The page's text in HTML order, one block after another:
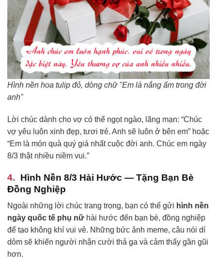
Hình nền hoa tulip đỏ, dòng chữ "Em là nắng ấm trong đời
anh"
Lời chúc dành cho vợ có thể ngọt ngào, lãng mạn: “Chúc
vợ yêu luôn xinh đẹp, tươi trẻ. Anh sẽ luôn ở bên em” hoặc
“Em là món quà quý giá nhất cuộc đời anh. Chúc em ngày
8/3 thật nhiều niềm vui.”
Hình Nền 8/3 Hài Hước — Tặng Bạn Bè
Đồng Nghiệp
Ngoài những lời chúc trang trọng, bạn có thể gửi hình nền
ngày quốc tế phụ nữ hài hước đến bạn bè, đồng nghiệp
để tạo không khí vui vẻ. Những bức ảnh meme, câu nói dí
dỏm sẽ khiến người nhận cười thả ga và cảm thấy gần gũi
hơn.